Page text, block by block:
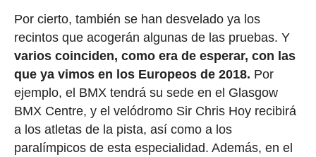
Por cierto, también se han desvelado ya los
recintos que acogerán algunas de las pruebas. Y
varios coinciden, como era de esperar, con las
que ya vimos en los Europeos de 2018. Por
ejemplo, el BMX tendrá su sede en el Glasgow
BMX Centre, y el velódromo Sir Chris Hoy recibirá
a los atletas de la pista, así como a los
paralímpicos de esta especialidad. Además, en el